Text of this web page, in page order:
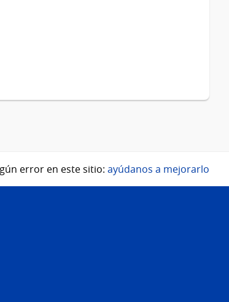
error en este sitio: ayúdanos a mejorarlo